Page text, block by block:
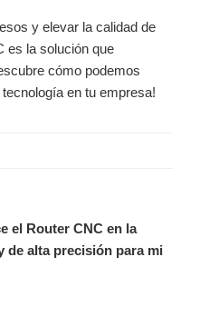
y elevar la calidad de
es la solución que
cómo podemos
en tu empresa!
el Router CNC en la
de alta precisión para mi